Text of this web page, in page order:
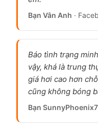
chia sẻ máy vẫn
văn phòng vẫn còn
tiết kiệm, đây vẫn
nay.
Người dùng lâu
14 cũ?
Pin bền hơn
người dùng dài hạn
Bạn Vân Anh ·
Báo tình trạng
vậy, khá là trung
giá hơi cao hơn
cũng không bóng
Bạn